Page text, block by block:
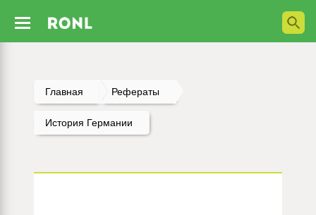
Главная Рефераты
История Германии